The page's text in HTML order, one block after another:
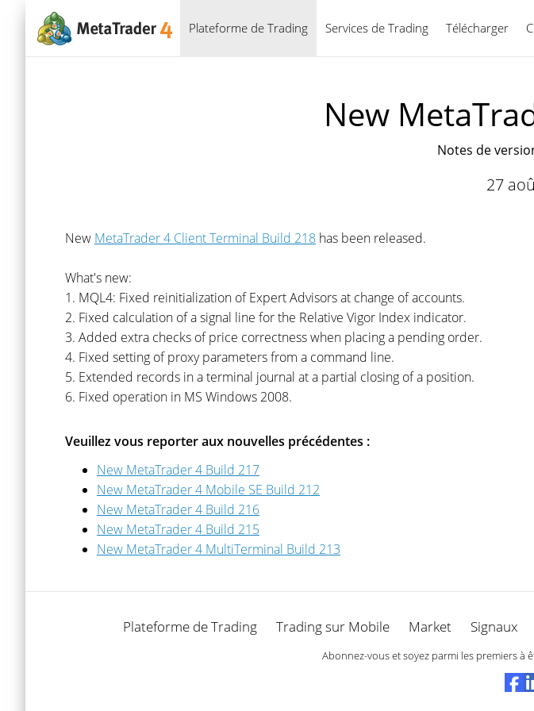
Plateforme de Trading Services de Trading Télécharger
New
Notes de
27
New MetaTrader 4 Client Terminal Build 218 has been released.
What's new:
1. MQL4: Fixed reinitialization of Expert Advisors at change of accounts.
2. Fixed calculation of a signal line for the Relative Vigor Index indicator.
3. Added extra checks of price correctness when placing a pending order.
4. Fixed setting of proxy parameters from a command line.
5. Extended records in a terminal journal at a partial closing of a position.
6. Fixed operation in MS Windows 2008.
Veuillez vous reporter aux nouvelles précédentes :
New MetaTrader 4 Build 217
New MetaTrader 4 Mobile SE Build 212
New MetaTrader 4 Build 216
New MetaTrader 4 Build 215
New MetaTrader 4 MultiTerminal Build 213
Plateforme de Trading Trading sur Mobile Market Signaux
Abonnez-vous et soyez parmi les premiers à